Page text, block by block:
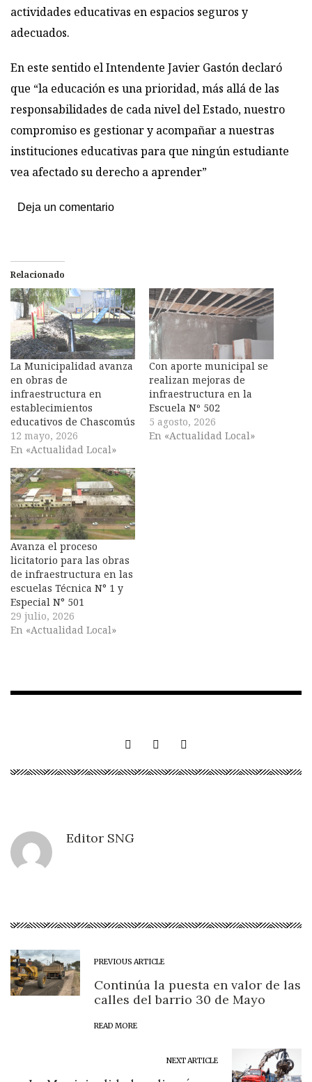
actividades educativas en espacios seguros y
adecuados.
En este sentido el Intendente Javier Gastón declaró
que “la educación es una prioridad, más allá de las
responsabilidades de cada nivel del Estado, nuestro
compromiso es gestionar y acompañar a nuestras
instituciones educativas para que ningún estudiante
vea afectado su derecho a aprender”
Deja un comentario
Relacionado
La Municipalidad avanza
en obras de
infraestructura en
establecimientos
educativos de Chascomús
12 mayo, 2026
En «Actualidad Local»
Con aporte municipal se
realizan mejoras de
infraestructura en la
Escuela Nº 502
5 agosto, 2026
En «Actualidad Local»
Avanza el proceso
licitatorio para las obras
de infraestructura en las
escuelas Técnica N° 1 y
Especial N° 501
29 julio, 2026
En «Actualidad Local»
Editor SNG
PREVIOUS ARTICLE
Continúa la puesta en valor de las
calles del barrio 30 de Mayo
READ MORE
NEXT ARTICLE